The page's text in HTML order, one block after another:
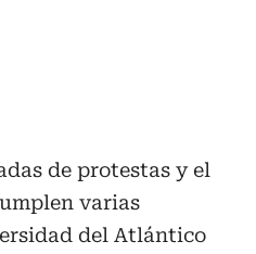
de protestas y el
varias
del Atlántico